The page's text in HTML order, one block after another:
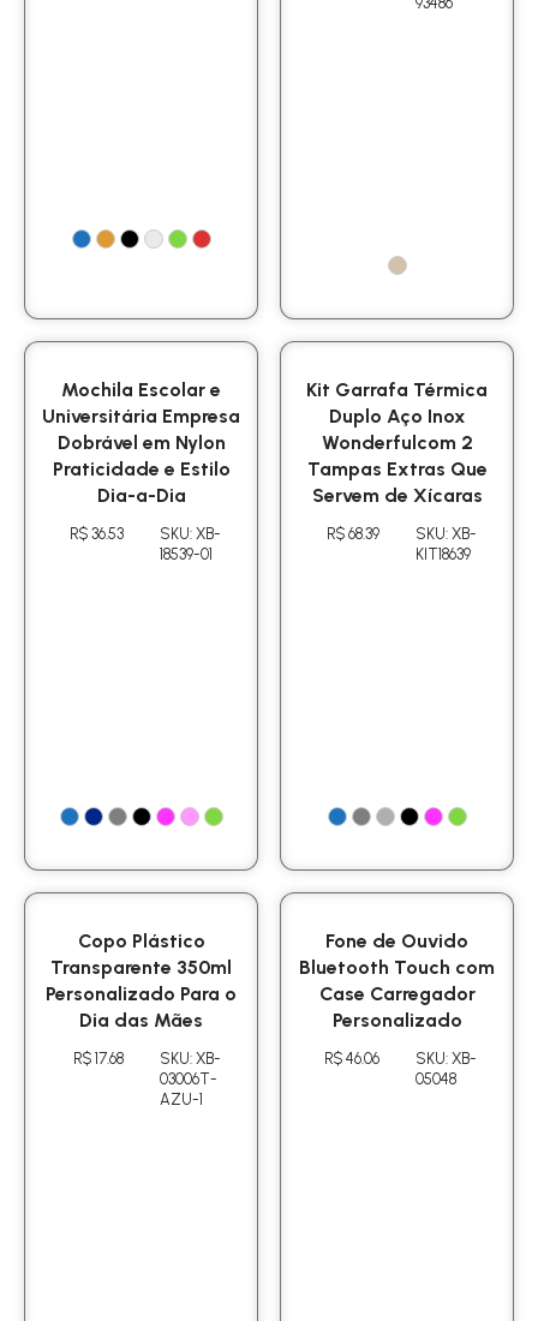
Mochila Escolar e
Universitária Empresa
Dobrável em Nylon
Praticidade e Estilo
Dia-a-Dia
R$ 36.53
SKU: XB-
18539-01
Kit Garrafa Térmica
Duplo Aço Inox
Wonderfulcom 2
Tampas Extras Que
Servem de Xícaras
R$ 68.39
SKU: XB-
KIT18639
Copo Plástico
Transparente 350ml
Personalizado Para o
Dia das Mães
R$ 17.68
SKU: XB-
03006T-
AZU-1
Fone de Ouvido
Bluetooth Touch com
Case Carregador
Personalizado
R$ 46.06
SKU: XB-
05048